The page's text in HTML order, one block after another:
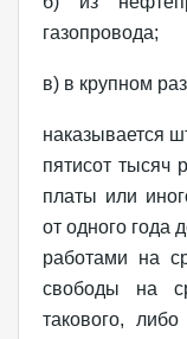
газопровода;
в) в крупном
наказывается
пятисот тысяч
платы или
от одного года
работами на
свободы на
такового,